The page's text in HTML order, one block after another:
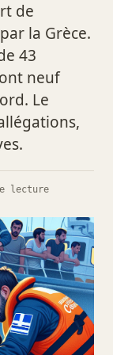
de
la Grèce.
43
neuf
Le
lecture